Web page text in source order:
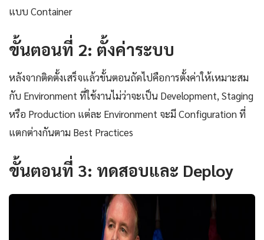
แบบ Container
ขั้นตอนที่ 2: ตั้งค่าระบบ
หลังจากติดตั้งเสร็จแล้วขั้นตอนถัดไปคือการตั้งค่าให้เหมาะสม
กับ Environment ที่ใช้งานไม่ว่าจะเป็น Development, Staging
หรือ Production แต่ละ Environment จะมี Configuration ที่
แตกต่างกันตาม Best Practices
ขั้นตอนที่ 3: ทดสอบและ Deploy